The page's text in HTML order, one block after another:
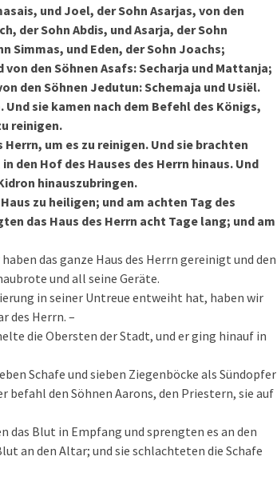
und Joel, der Sohn Asarjas, von den
der Sohn Abdis, und Asarja, der Sohn
Simmas, und Eden, der Sohn Joachs;
den Söhnen Asafs: Secharja und Mattanja;
den Söhnen Jedutun: Schemaja und Usiël.
sie kamen nach dem Befehl des Königs,
reinigen.
um es zu reinigen. Und sie brachten
den Hof des Hauses des Herrn hinaus. Und
hinauszubringen.
zu heiligen; und am achten Tag des
das Haus des Herrn acht Tage lang; und am
das ganze Haus des Herrn gereinigt und den
und all seine Geräte.
in seiner Untreue entweiht hat, haben wir
des Herrn. –
die Obersten der Stadt, und er ging hinauf in
Schafe und sieben Ziegenböcke als Sündopfer
befahl den Söhnen Aarons, den Priestern, sie auf
das Blut in Empfang und sprengten es an den
an den Altar; und sie schlachteten die Schafe